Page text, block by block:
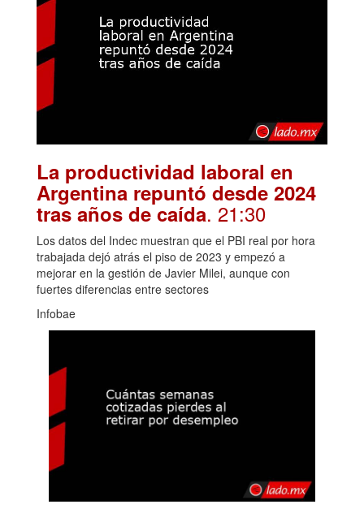
La productividad laboral en
Argentina repuntó desde 2024
tras años de caída. 21:30
Los datos del Indec muestran que el PBI real por hora
trabajada dejó atrás el piso de 2023 y empezó a
mejorar en la gestión de Javier Milei, aunque con
fuertes diferencias entre sectores
Infobae